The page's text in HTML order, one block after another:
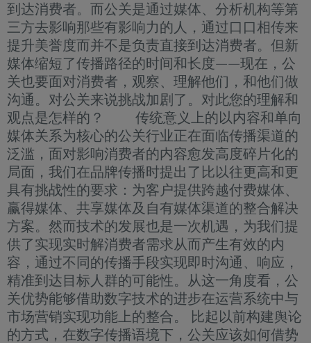
到达消费者。而公关是通过媒体、分析机构等第
三方去影响那些有影响力的人，通过口口相传来
提升美誉度而并不是负责直接到达消费者。但新
媒体缩短了传播路径的时间和长度——现在，公
关也要面对消费者，观察、理解他们，和他们做
沟通。对公关来说挑战加剧了。对此您的理解和
观点是怎样的？ 传统意义上的以内容和单向
媒体关系为核心的公关行业正在面临传播渠道的
泛滥，面对影响消费者的内容愈发高度碎片化的
局面，我们在品牌传播时提出了比以往更高和更
具有挑战性的要求：为客户提供跨越付费媒体、
赢得媒体、共享媒体及自有媒体渠道的整合解决
方案。然而技术的发展也是一次机遇，为我们提
供了实现实时解消费者需求从而产生有效的内
容，通过不同的传播手段实现即时沟通、响应，
精准到达目标人群的可能性。从这一角度看，公
关优势能够借助数字技术的进步在运营系统中与
市场营销实现功能上的整合。 比起以前构建舆论
的方式，在数字传播语境下，公关应该如何借势